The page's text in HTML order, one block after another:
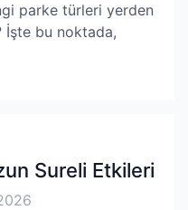
parke türleri yerden
İşte bu noktada,
Sureli Etkileri